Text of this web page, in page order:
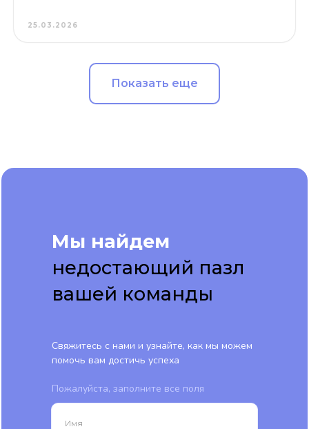
25.03.2026
Показать еще
Мы найдем
недостающий пазл
вашей команды
Имя
Пожалуйста, заполните все поля
Свяжитесь с нами и узнайте, как мы можем
помочь вам достичь успеха